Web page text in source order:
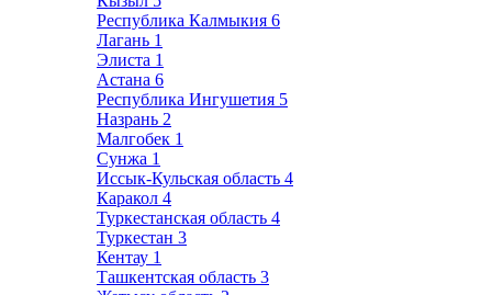
Республика Калмыкия 6
Лагань 1
Элиста 1
Астана 6
Республика Ингушетия 5
Назрань 2
Малгобек 1
Сунжа 1
Иссык-Кульская область 4
Каракол 4
Туркестанская область 4
Туркестан 3
Кентау 1
Ташкентская область 3